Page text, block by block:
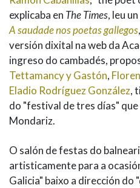
explicaba en The Times, leu
A saudade nos poetas gallegos
versión dixital na web da
ingreso do cambadés,
Tettamancy y Gastón,
Eladio Rodríguez González,
do "festival de tres días" que
Mondariz.
O salón de festas do
artisticamente para a
Galicia" baixo a dirección